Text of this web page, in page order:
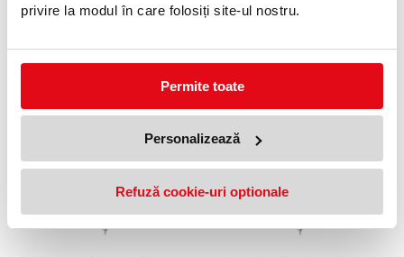
privire la modul în care folosiți site-ul nostru.
Permite toate
Personalizează
Refuză cookie-uri optionale
Ideal pentru:
PRODUSE SIMILARE